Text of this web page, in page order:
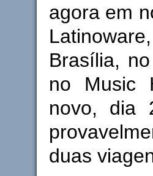
agora em
Brasília,
no Music
novo, dia
duas